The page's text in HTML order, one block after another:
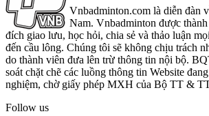
Vnbadminton.com là diễn đàn
Nam. Vnbadminton được
đích giao lưu, học hỏi, chia sẻ và thảo luận
đến cầu lông. Chúng tôi sẽ không chịu trách
do thành viên đưa lên trừ thông tin nội bộ.
soát chặt chẽ các luồng thông tin Website
nghiệm, chờ giấy phép MXH của Bộ TT &
Follow us